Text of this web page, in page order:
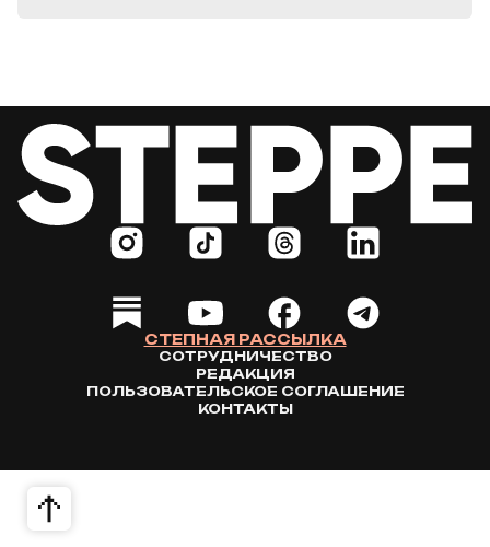
СТЕПНАЯ РАССЫЛКА
СОТРУДНИЧЕСТВО
РЕДАКЦИЯ
ПОЛЬЗОВАТЕЛЬСКОЕ СОГЛАШЕНИЕ
КОНТАКТЫ